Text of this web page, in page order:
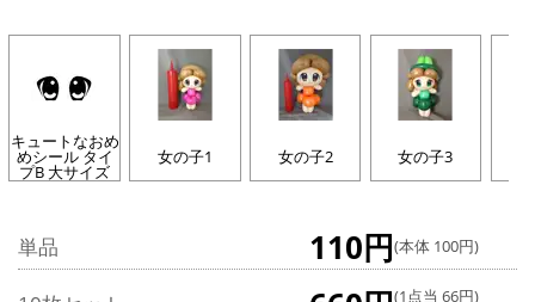
キュートなおめ
めシール タイ
プB 大サイズ
女の子1 女の子2 女の子3
単品 110円(本体 100円)
(1点当 66円)